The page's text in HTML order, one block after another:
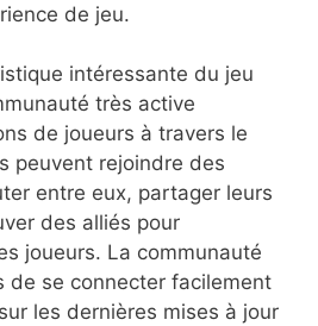
de jeu.
intéressante du jeu
très active
de joueurs à travers le
peuvent rejoindre des
entre eux, partager leurs
des alliés pour
joueurs. La communauté
de se connecter facilement
les dernières mises à jour